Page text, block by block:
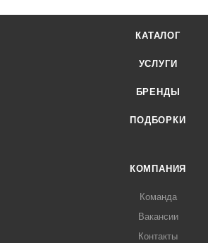
КАТАЛОГ
УСЛУГИ
БРЕНДЫ
ПОДБОРКИ
КОМПАНИЯ
Команда
Вакансии
Контакты